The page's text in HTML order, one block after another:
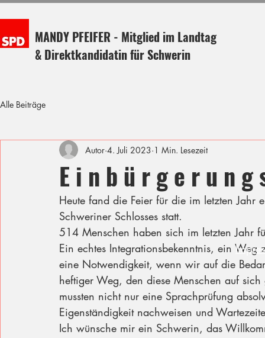
MANDY PFEIFER - Mitglied im Landtag
& Direktkandidatin für Schwerin
Alle Beiträge
E i n b ü r g e r u n g
Autor 4. Juli 2023 1 Min. Lesezeit
Heute fand die Feier für die im letzten Jahr
Schweriner Schlosses statt.
514 Menschen haben sich im letzten Jahr
Ein echtes Integrationsbekenntnis, ein
eine Notwendigkeit, wenn wir auf die
heftiger Weg, den diese Menschen auf
mussten nicht nur eine Sprachprüfung
Eigenständigkeit nachweisen und
Ich wünsche mir ein Schwerin, das